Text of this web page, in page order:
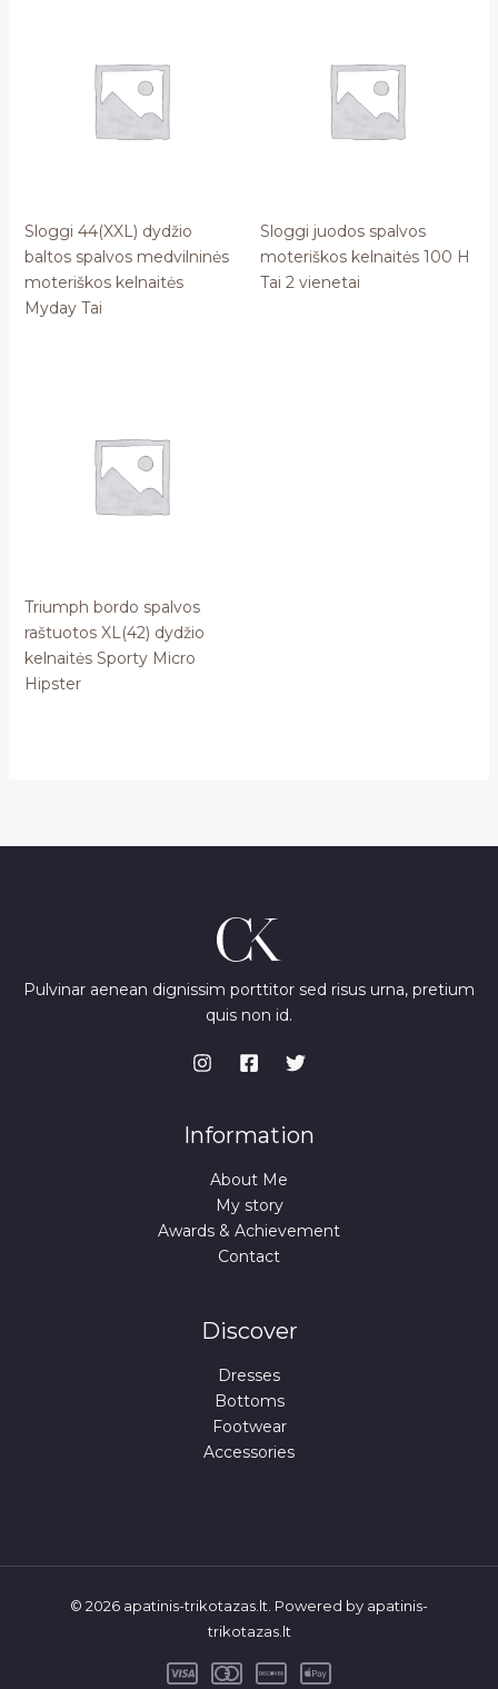
Sloggi 44(XXL) dydžio
baltos spalvos medvilninės
moteriškos kelnaitės
Myday Tai
Sloggi juodos spalvos
moteriškos kelnaitės 100 H
Tai 2 vienetai
Triumph bordo spalvos
raštuotos XL(42) dydžio
kelnaitės Sporty Micro
Hipster
Pulvinar aenean dignissim porttitor sed risus urna, pretium
quis non id.
Information
About Me
My story
Awards & Achievement
Contact
Discover
Dresses
Bottoms
Footwear
Accessories
© 2026 apatinis-trikotazas.lt. Powered by apatinis-
trikotazas.lt